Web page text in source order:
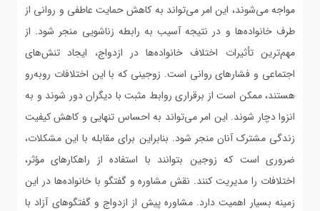
مواجه می‌شوند، این امر می‌تواند به کاهش حمایت عاطفی و روانی از
طرف خانواده‌ها و در نتیجه آسیب به رابطه زناشویی منجر شود. از
مهم‌ترین تأثیرات اختلاف خانواده‌ها در ازدواج، ایجاد تنش‌های
اجتماعی و فشارهای روانی است. زوجینی که با این اختلافات روبه‌رو
هستند، ممکن است از برقراری روابط مثبت با دیگران دور شوند و به
انزوا دچار شوند. این امر می‌تواند به احساس تنهایی و کاهش کیفیت
زندگی مشترک آنان منجر شود. بنابراین برای مقابله با این مشکلات،
ضروری است که زوجین بتوانند با استفاده از راهکارهای مؤثر،
اختلافات را مدیریت کنند. نقش مشاوره و گفتگو با خانواده‌ها در این
زمینه بسیار اهمیت دارد. مشاوره پیش از ازدواج و گفتگوهای آزاد با